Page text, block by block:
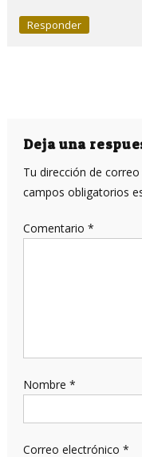
Responder
Deja una
Tu dirección de
campos obligatorios
Comentario *
Nombre *
Correo electrónico *